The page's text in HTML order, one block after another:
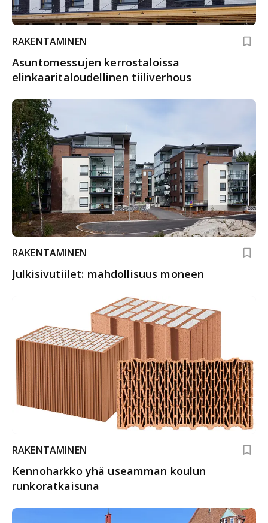
RAKENTAMINEN
Asuntomessujen kerrostaloissa
elinkaaritaloudellinen tiiliverhous
RAKENTAMINEN
Julkisivutiilet: mahdollisuus moneen
RAKENTAMINEN
Kennoharkko yhä useamman koulun
runkoratkaisuna